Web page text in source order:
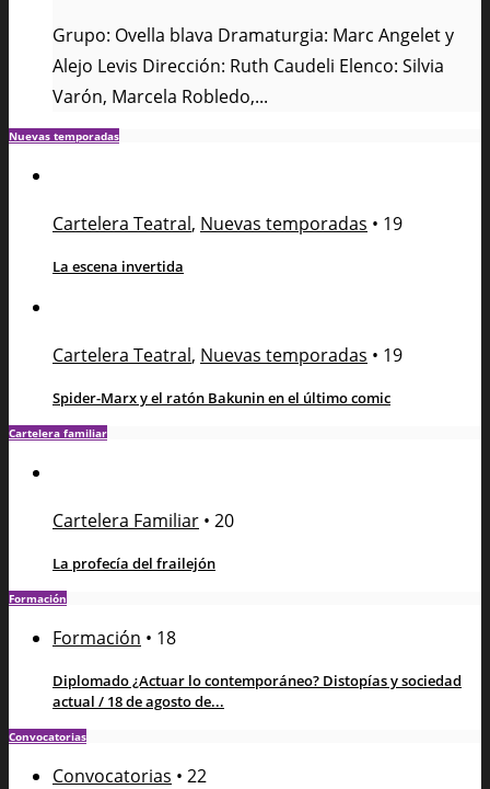
Grupo: Ovella blava Dramaturgia: Marc Angelet y
Alejo Levis Dirección: Ruth Caudeli Elenco: Silvia
Varón, Marcela Robledo,...
Nuevas temporadas
Cartelera Teatral, Nuevas temporadas • 19
La escena invertida
Cartelera Teatral, Nuevas temporadas • 19
Spider-Marx y el ratón Bakunin en el último comic
Cartelera familiar
Cartelera Familiar • 20
La profecía del frailejón
Formación
Formación • 18
Diplomado ¿Actuar lo contemporáneo? Distopías y sociedad
actual / 18 de agosto de...
Convocatorias
Convocatorias • 22